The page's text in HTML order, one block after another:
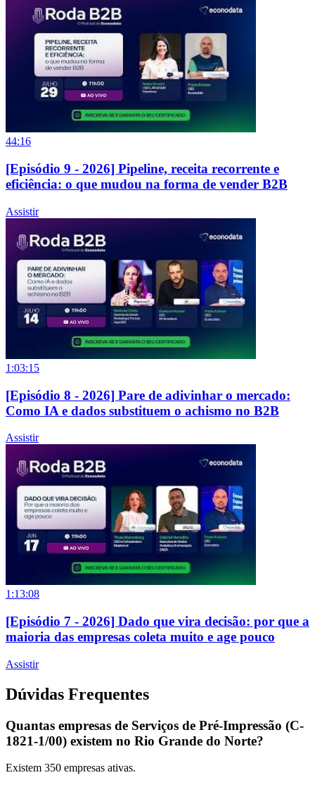
44:16
[Episódio 9 - 2026] Pipeline, receita recorrente e
eficiência: o que mudou na forma de vender B2B
Assistir
1:03:15
[Episódio 8 - 2026] Pare de adivinhar o mercado:
Como IA e dados substituem o achismo no B2B
Assistir
1:13:08
[Episódio 7 - 2026] Dado que vira decisão: por que a
maioria das empresas coleta muito e age pouco
Assistir
Dúvidas Frequentes
Quantas empresas de Serviços de Pré-Impressão (C-
1821-1/00) existem no Rio Grande do Norte?
Existem 350 empresas ativas.